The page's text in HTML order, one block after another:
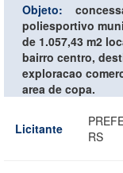
Objeto:
poliesportivo
de 1.057,43 m2
bairro centro,
exploracao
area de copa.
Licitante
RS